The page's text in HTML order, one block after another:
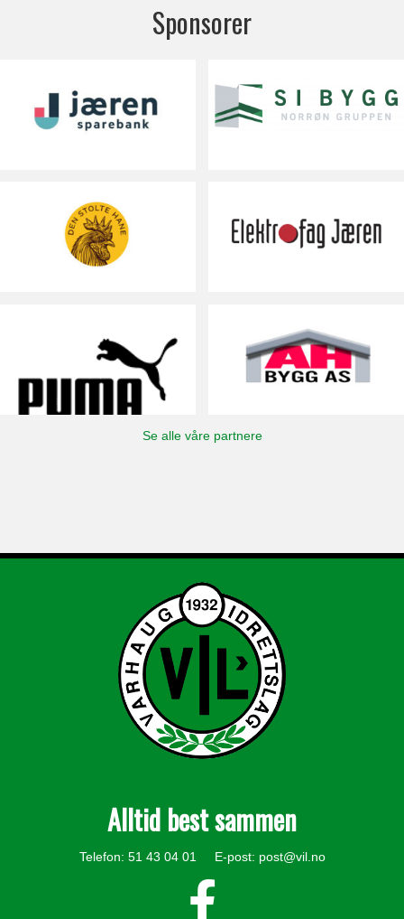
Sponsorer
Se alle våre partnere
Alltid best sammen
Telefon: 51 43 04 01 E-post: post@vil.no